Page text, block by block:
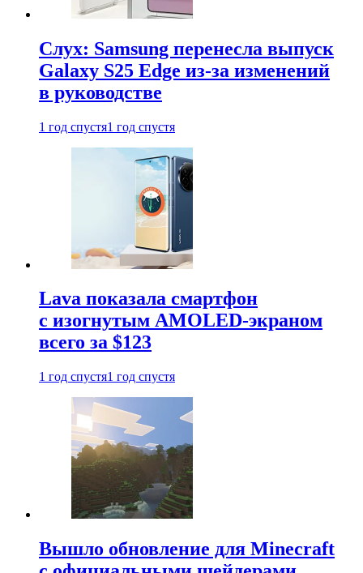
Слух: Samsung перенесла выпуск
Galaxy S25 Edge из-за изменений
в руководстве
1 год спустя1 год спустя
Lava показала смартфон
с изогнутым AMOLED-экраном
всего за $123
1 год спустя1 год спустя
Вышло обновление для Minecraft